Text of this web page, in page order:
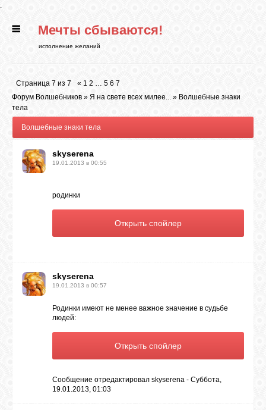
.
ГЛАВНАЯ
РИТУАЛЫ
ЛУНА
Мечты сбываются!
исполнение желаний
Страница 7 из 7 « 1 2 … 5 6 7
Форум Волшебников » Я на свете всех милее... » Волшебные знаки
тела
Волшебные знаки тела
skyserena
19.01.2013 в 00:55
родинки
skyserena
19.01.2013 в 00:57
Родинки имеют не менее важное значение в судьбе
людей:
Сообщение отредактировал skyserena - Суббота,
19.01.2013, 01:03